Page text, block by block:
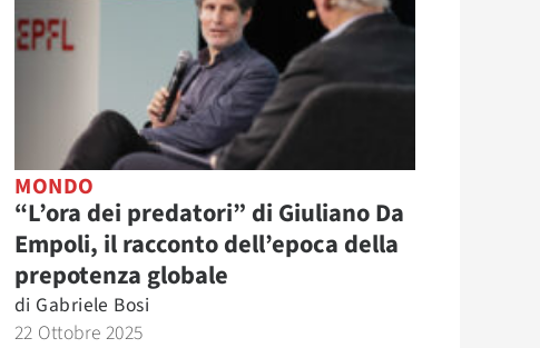
MONDO
“L’ora dei predatori” di Giuliano Da
Empoli, il racconto dell’epoca della
prepotenza globale
di Gabriele Bosi
22 Ottobre 2025